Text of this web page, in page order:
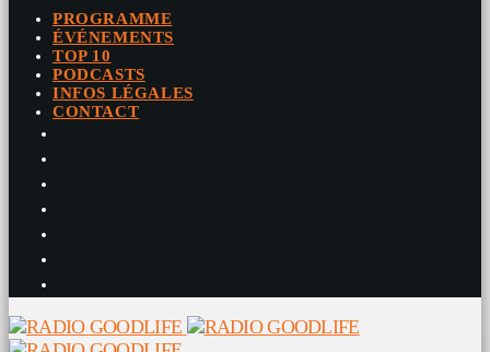
PROGRAMME
ÉVÉNEMENTS
TOP 10
PODCASTS
INFOS LÉGALES
CONTACT